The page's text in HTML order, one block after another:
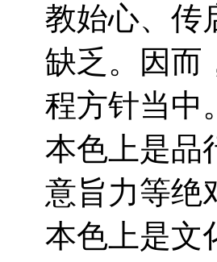
教始心、传
缺乏。因而
程方针当中
本色上是品
意旨力等绝
本色上是文